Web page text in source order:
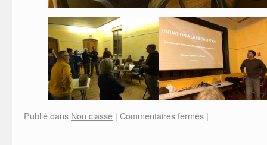
Publié dans Non classé | Commentaires fermés |